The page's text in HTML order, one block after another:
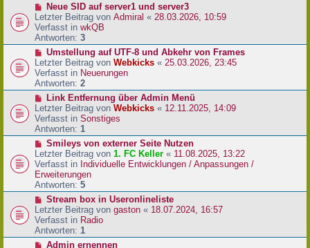
N
e
u
e
r
B
e
i
t
a
g
Neue SID auf server1 und server3
Letzter Beitrag von Admiral « 28.03.2026, 10:59
Verfasst in wkQB
Antworten: 3
N
e
u
e
r
B
e
i
t
a
g
Umstellung auf UTF-8 und Abkehr von Frames
Letzter Beitrag von Webkicks « 25.03.2026, 23:45
Verfasst in Neuerungen
Antworten: 2
N
e
u
e
r
B
e
i
t
r
a
g
Link Entfernung über Admin Menü
Letzter Beitrag von Webkicks « 12.11.2025, 14:09
Verfasst in Sonstiges
Antworten: 1
N
e
u
e
r
B
e
i
t
r
Smileys von externer Seite Nutzen
Letzter Beitrag von 1. FC Keller « 11.08.2025, 13:22
Verfasst in Individuelle Entwicklungen / Anpassungen /
Erweiterungen
Antworten: 5
N
e
u
e
r
Stream box in Useronlineliste
Letzter Beitrag von gaston « 18.07.2024, 16:57
Verfasst in Radio
Antworten: 1
NAdmin ernennen